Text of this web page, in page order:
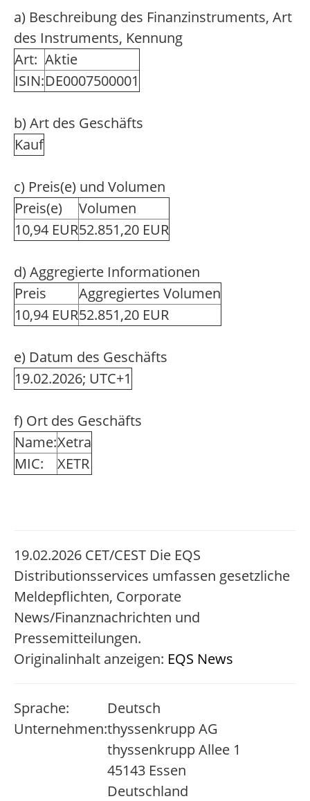
a) Beschreibung des Finanzinstruments, Art
des Instruments, Kennung
Art: Aktie
ISIN:DE0007500001
b) Art des Geschäfts
Kauf
c) Preis(e) und Volumen
Preis(e)
Volumen
10,94 EUR52.851,20 EUR
d) Aggregierte Informationen
Preis
Aggregiertes Volumen
10,94 EUR52.851,20 EUR
e) Datum des Geschäfts
19.02.2026; UTC+1
f) Ort des Geschäfts
Name:Xetra
MIC:
XETR
19.02.2026 CET/CEST Die EQS
Distributionsservices umfassen gesetzliche
Meldepflichten, Corporate
News/Finanznachrichten und
Pressemitteilungen.
Originalinhalt anzeigen: EQS News
Sprache:
Deutsch
Unternehmen:thyssenkrupp AG
thyssenkrupp Allee 1
45143 Essen
Deutschland